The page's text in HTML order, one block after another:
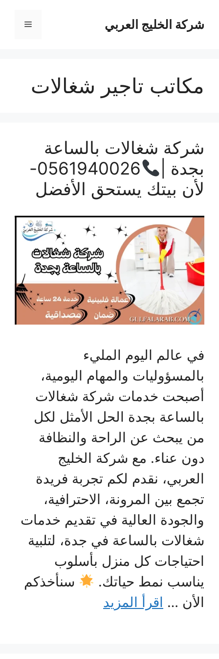
المحتوىشركة الخليج العربي القائمة
مكاتب تاجير شغالات
شركة شغالات بالساعة
بجدة |
0561940026-
لأن بيتك يستحق الأفضل
في عالم اليوم المليء
بالمسؤوليات والمهام اليومية،
أصبحت خدمات شركة شغالات
بالساعة بجدة الحل الأمثل لكل
من يبحث عن الراحة والنظافة
دون عناء. مع شركة الخليج
العربي، نقدم لكم تجربة فريدة
تجمع بين المرونة، الاحترافية،
والجودة العالية في تقديم خدمات
شغالات بالساعة في جدة، لتلبية
احتياجات كل منزل بأسلوب
يناسب نمط حياتك.
سنأخذكم
الأن … اقرأ المزيد